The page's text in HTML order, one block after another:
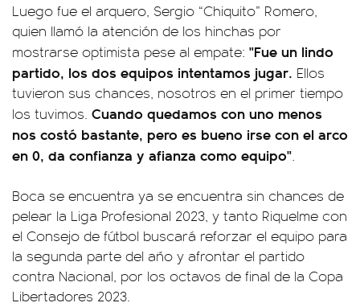
Luego fue el arquero, Sergio “Chiquito” Romero,
quien llamó la atención de los hinchas por
mostrarse optimista pese al empate: "Fue un lindo
partido, los dos equipos intentamos jugar. Ellos
tuvieron sus chances, nosotros en el primer tiempo
los tuvimos. Cuando quedamos con uno menos
nos costó bastante, pero es bueno irse con el arco
en 0, da confianza y afianza como equipo".
Boca se encuentra ya se encuentra sin chances de
pelear la Liga Profesional 2023, y tanto Riquelme con
el Consejo de fútbol buscará reforzar el equipo para
la segunda parte del año y afrontar el partido
contra Nacional, por los octavos de final de la Copa
Libertadores 2023.